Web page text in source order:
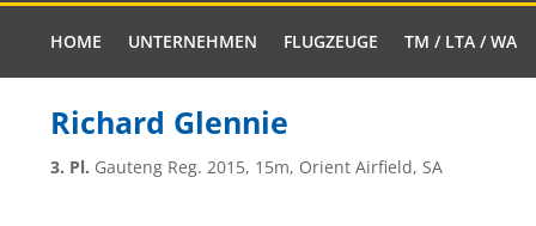
HOME UNTERNEHMEN FLUGZEUGE TM / LTA / WA
Richard Glennie
3. Pl. Gauteng Reg. 2015, 15m, Orient Airfield, SA